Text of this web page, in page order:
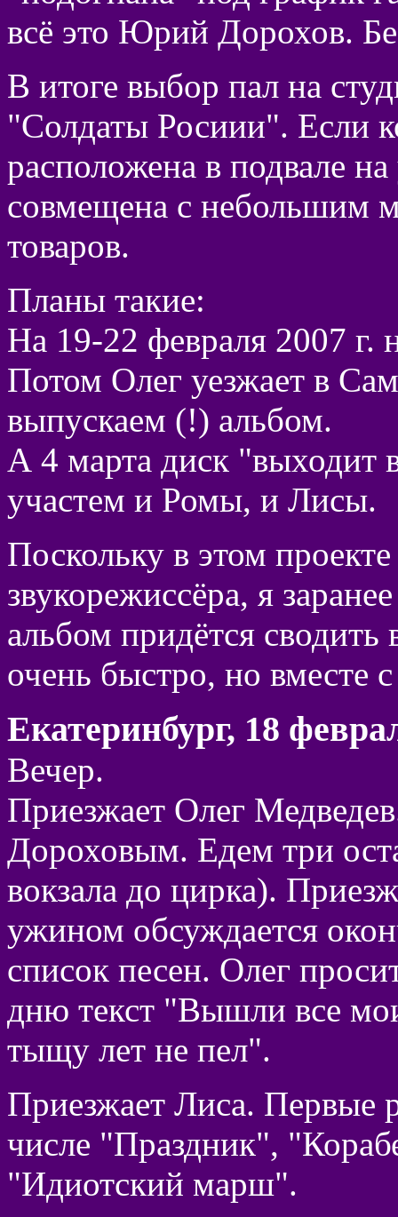
всё это Юрий Дорохов.
В итоге выбор пал на
"Солдаты Росиии". Если
расположена в подвале
совмещена с небольшим
товаров.
Планы такие:
На 19-22 февраля 2007 г.
Потом Олег уезжает в
выпускаем (!) альбом.
А 4 марта диск "выходит
участем и Ромы, и Лисы.
Поскольку в этом
звукорежиссёра, я
альбом придётся
очень быстро, но вместе
Екатеринбург, 18
Вечер.
Приезжает Олег
Дороховым. Едем три
вокзала до цирка).
ужином обсуждается
список песен. Олег
дню текст "Вышли все
тыщу лет не пел".
Приезжает Лиса. Первые
числе "Праздник",
"Идиотский марш".